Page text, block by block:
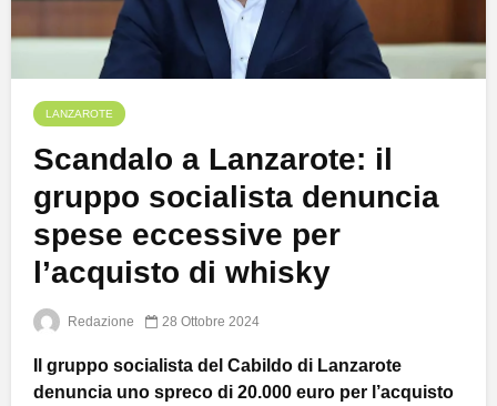
LANZAROTE
Scandalo a Lanzarote: il
gruppo socialista denuncia
spese eccessive per
l’acquisto di whisky
Redazione 28 Ottobre 2024
Il gruppo socialista del Cabildo di Lanzarote
denuncia uno spreco di 20.000 euro per l’acquisto